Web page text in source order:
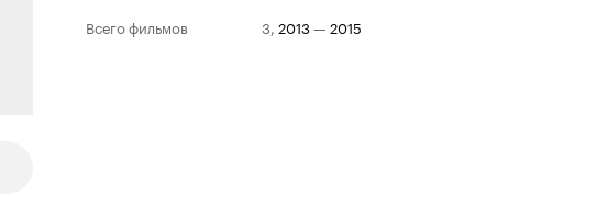
Всего фильмов
3, 2013— 2015